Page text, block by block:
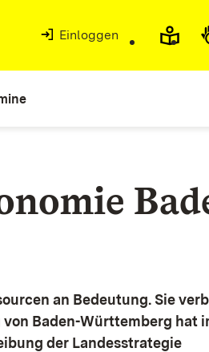
Einloggen
an Bedeutung. Sie
Baden-Württemberg hat
der Landesstrategie